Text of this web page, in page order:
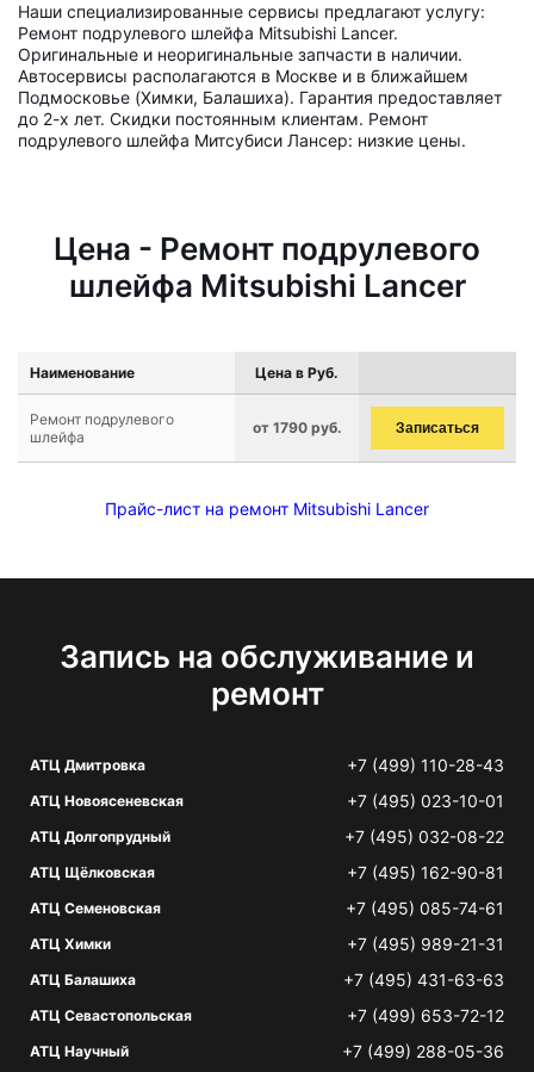
Наши специализированные сервисы предлагают услугу:
Ремонт подрулевого шлейфа Mitsubishi Lancer.
Оригинальные и неоригинальные запчасти в наличии.
Автосервисы располагаются в Москве и в ближайшем
Подмосковье (Химки, Балашиха). Гарантия предоставляет
до 2-х лет. Скидки постоянным клиентам. Ремонт
подрулевого шлейфа Митсубиси Лансер: низкие цены.
Цена - Ремонт подрулевого
шлейфа Mitsubishi Lancer
Наименование Цена в Руб.
Ремонт подрулевого
шлейфа
от 1790 руб. Записаться
Прайс-лист на ремонт Mitsubishi Lancer
Запись на обслуживание и
ремонт
АТЦ Дмитровка +7 (499) 110-28-43
АТЦ Новоясеневская +7 (495) 023-10-01
АТЦ Долгопрудный +7 (495) 032-08-22
АТЦ Щёлковская +7 (495) 162-90-81
АТЦ Семеновская +7 (495) 085-74-61
АТЦ Химки +7 (495) 989-21-31
АТЦ Балашиха +7 (495) 431-63-63
АТЦ Севастопольская +7 (499) 653-72-12
АТЦ Научный +7 (499) 288-05-36